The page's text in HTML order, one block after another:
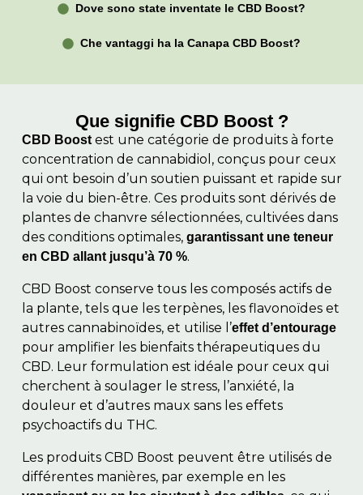
Dove sono state inventate le CBD Boost?
Che vantaggi ha la Canapa CBD Boost?
Que signifie CBD Boost ?
CBD Boostest une catégorie de produits à forte
concentration de cannabidiol, conçus pour ceux
qui ont besoin d’un soutien puissant et rapide sur
la voie du bien-être. Ces produits sont dérivés de
plantes de chanvre sélectionnées, cultivées dans
des conditions optimales, garantissant une teneur
en CBD allant jusqu’à 70 %.
CBD Boost conserve tous les composés actifs de
la plante, tels que les terpènes, les flavonoïdes et
autres cannabinoïdes, et utilise l’effet d’entourage
pour amplifier les bienfaits thérapeutiques du
CBD. Leur formulation est idéale pour ceux qui
cherchent à soulager le stress, l’anxiété, la
douleur et d’autres maux sans les effets
psychoactifs du THC.
Les produits CBD Boost peuvent être utilisés de
différentes manières, par exemple en les